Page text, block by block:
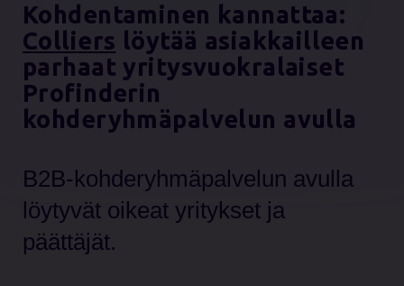
Kohdentaminen kannattaa:
Colliers löytää asiakkailleen
parhaat yritysvuokralaiset
Profinderin
kohderyhmäpalvelun avulla
B2B-kohderyhmäpalvelun avulla
löytyvät oikeat yritykset ja
päättäjät.